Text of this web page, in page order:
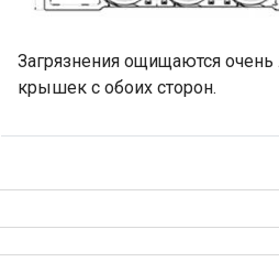
Загрязнения ощищаются очень
крышек с обоих сторон.